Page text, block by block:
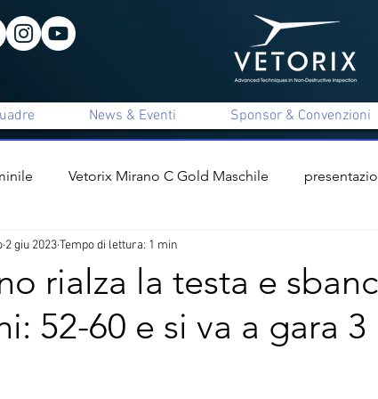
News & Eventi Sponsor & Convenzioni
Vetorix Mirano C Gold Maschile
presentazione staff tecnico
Mirano C Unica Maschile Apigi Mirano B Femminile
rialza la testa e
52-60 e si va a gara 3
2 giu 2023Tempo di lettura: 1 min